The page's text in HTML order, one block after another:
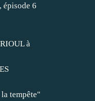
6
à
tempête"